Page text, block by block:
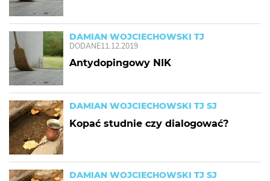
DAMIAN WOJCIECHOWSKI TJ
DODANE11.12.2019
Antydopingowy NIK
DAMIAN WOJCIECHOWSKI TJ SJ
Kopać studnie czy dialogować?
DAMIAN WOJCIECHOWSKI TJ SJ